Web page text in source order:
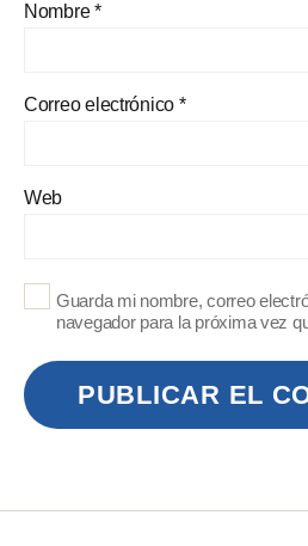
Nombre*
Correo electrónico *
Web
Guarda mi nombre, correo
navegador para la próxima vez